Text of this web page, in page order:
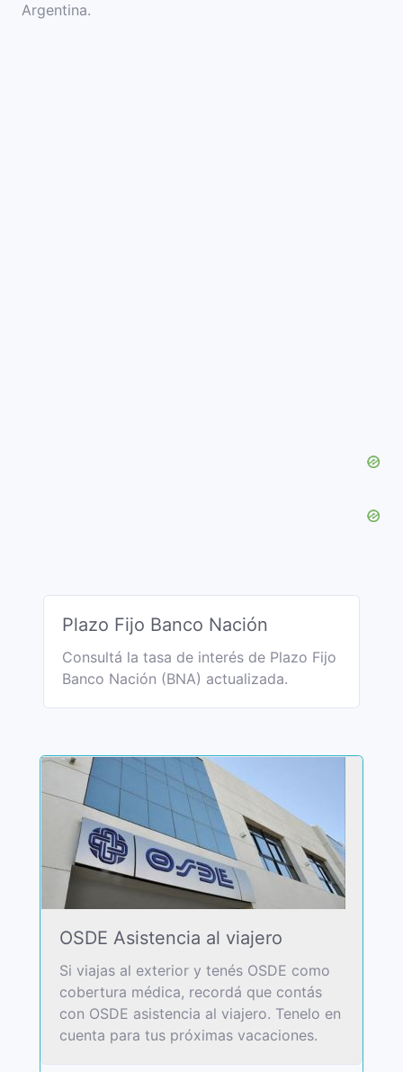
Argentina.
Plazo Fijo Banco Nación
Consultá la tasa de interés de Plazo Fijo
Banco Nación (BNA) actualizada.
OSDE Asistencia al viajero
Si viajas al exterior y tenés OSDE como
cobertura médica, recordá que contás
con OSDE asistencia al viajero. Tenelo en
cuenta para tus próximas vacaciones.